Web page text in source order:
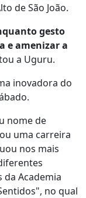
de São João.
gesto
e amenizar a
a Uguru.
inovadora do
nome de
uma carreira
nos mais
Academia
no qual